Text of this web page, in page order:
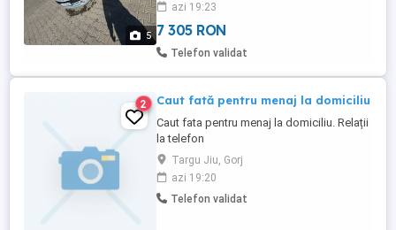
5
azi 19:23
7 305 RON
Telefon validat
2 Caut fată pentru menaj la domiciliu
Caut fata pentru menaj la domiciliu. Relații
la telefon
Targu Jiu, Gorj
azi 19:20
Telefon validat